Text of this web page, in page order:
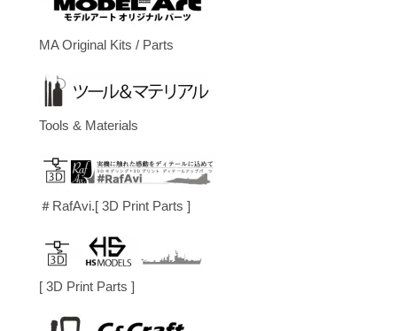
MA Original Kits / Parts
Tools & Materials
＃RafAvi.[ 3D Print Parts ]
[ 3D Print Parts ]